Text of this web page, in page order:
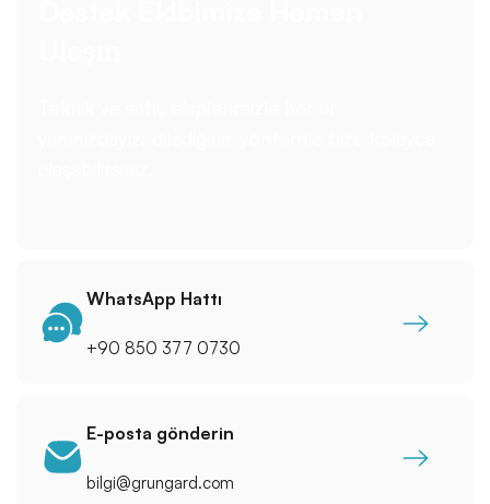
WhatsApp Hattı
+90 850 377 0730
E-posta gönderin
bilgi@grungard.com